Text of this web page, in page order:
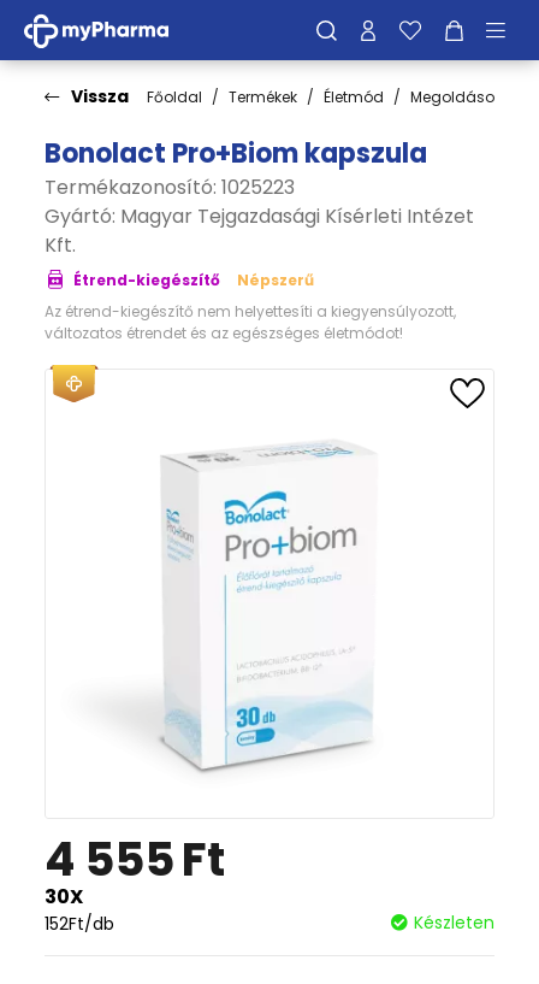
Vissza Főoldal Termékek Életmód Megoldások
Bonolact Pro+Biom kapszula
Termékazonosító: 1025223
Gyártó: Magyar Tejgazdasági Kísérleti Intézet
Kft.
Étrend-kiegészítő
Népszerű
Az étrend-kiegészítő nem helyettesíti a kiegyensúlyozott,
változatos étrendet és az egészséges életmódot!
4 555Ft
30X
152Ft/db Készleten